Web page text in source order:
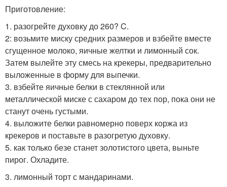
Приготовление:
1. разогрейте духовку до 260? C.
2: возьмите миску средних размеров и взбейте вместе
сгущенное молоко, яичные желтки и лимонный сок.
Затем вылейте эту смесь на крекеры, предварительно
выложенные в форму для выпечки.
3. взбейте яичные белки в стеклянной или
металлической миске с сахаром до тех пор, пока они не
станут очень густыми.
4. выложите белки равномерно поверх коржа из
крекеров и поставьте в разогретую духовку.
5. как только безе станет золотистого цвета, выньте
пирог. Охладите.
3. лимонный торт с мандаринами.